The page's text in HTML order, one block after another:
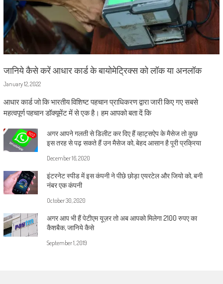
जानिये कैसे करें आधार कार्ड के बायोमेट्रिक्स को लॉक या अनलॉक
January 12, 2022
आधार कार्ड जो कि भारतीय विशिष्ट पहचान प्राधिकरण द्वारा जारी किए गए सबसे
महत्वपूर्ण पहचान डॉक्यूमेंट में से एक है। हम आपको बता दें कि
अगर आपने गलती से डिलीट कर दिए हैं व्हाट्सऐप के मैसेज तो कुछ
इस तरह से पढ़ सकते हैं उन मैसेज को, बेहद आसान है पूरी प्रक्रिया
December 16, 2020
इंटरनेट स्पीड में इस कंपनी ने पीछे छोड़ा एयरटेल और जियो को, बनी
नंबर एक कंपनी
October 30, 2020
अगर आप भी हैं पेटीएम यूज़र तो अब आपको मिलेगा 2100 रुपए का
कैशबैक, जानिये कैसे
September 1, 2019